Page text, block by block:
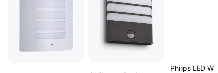
Philips LED